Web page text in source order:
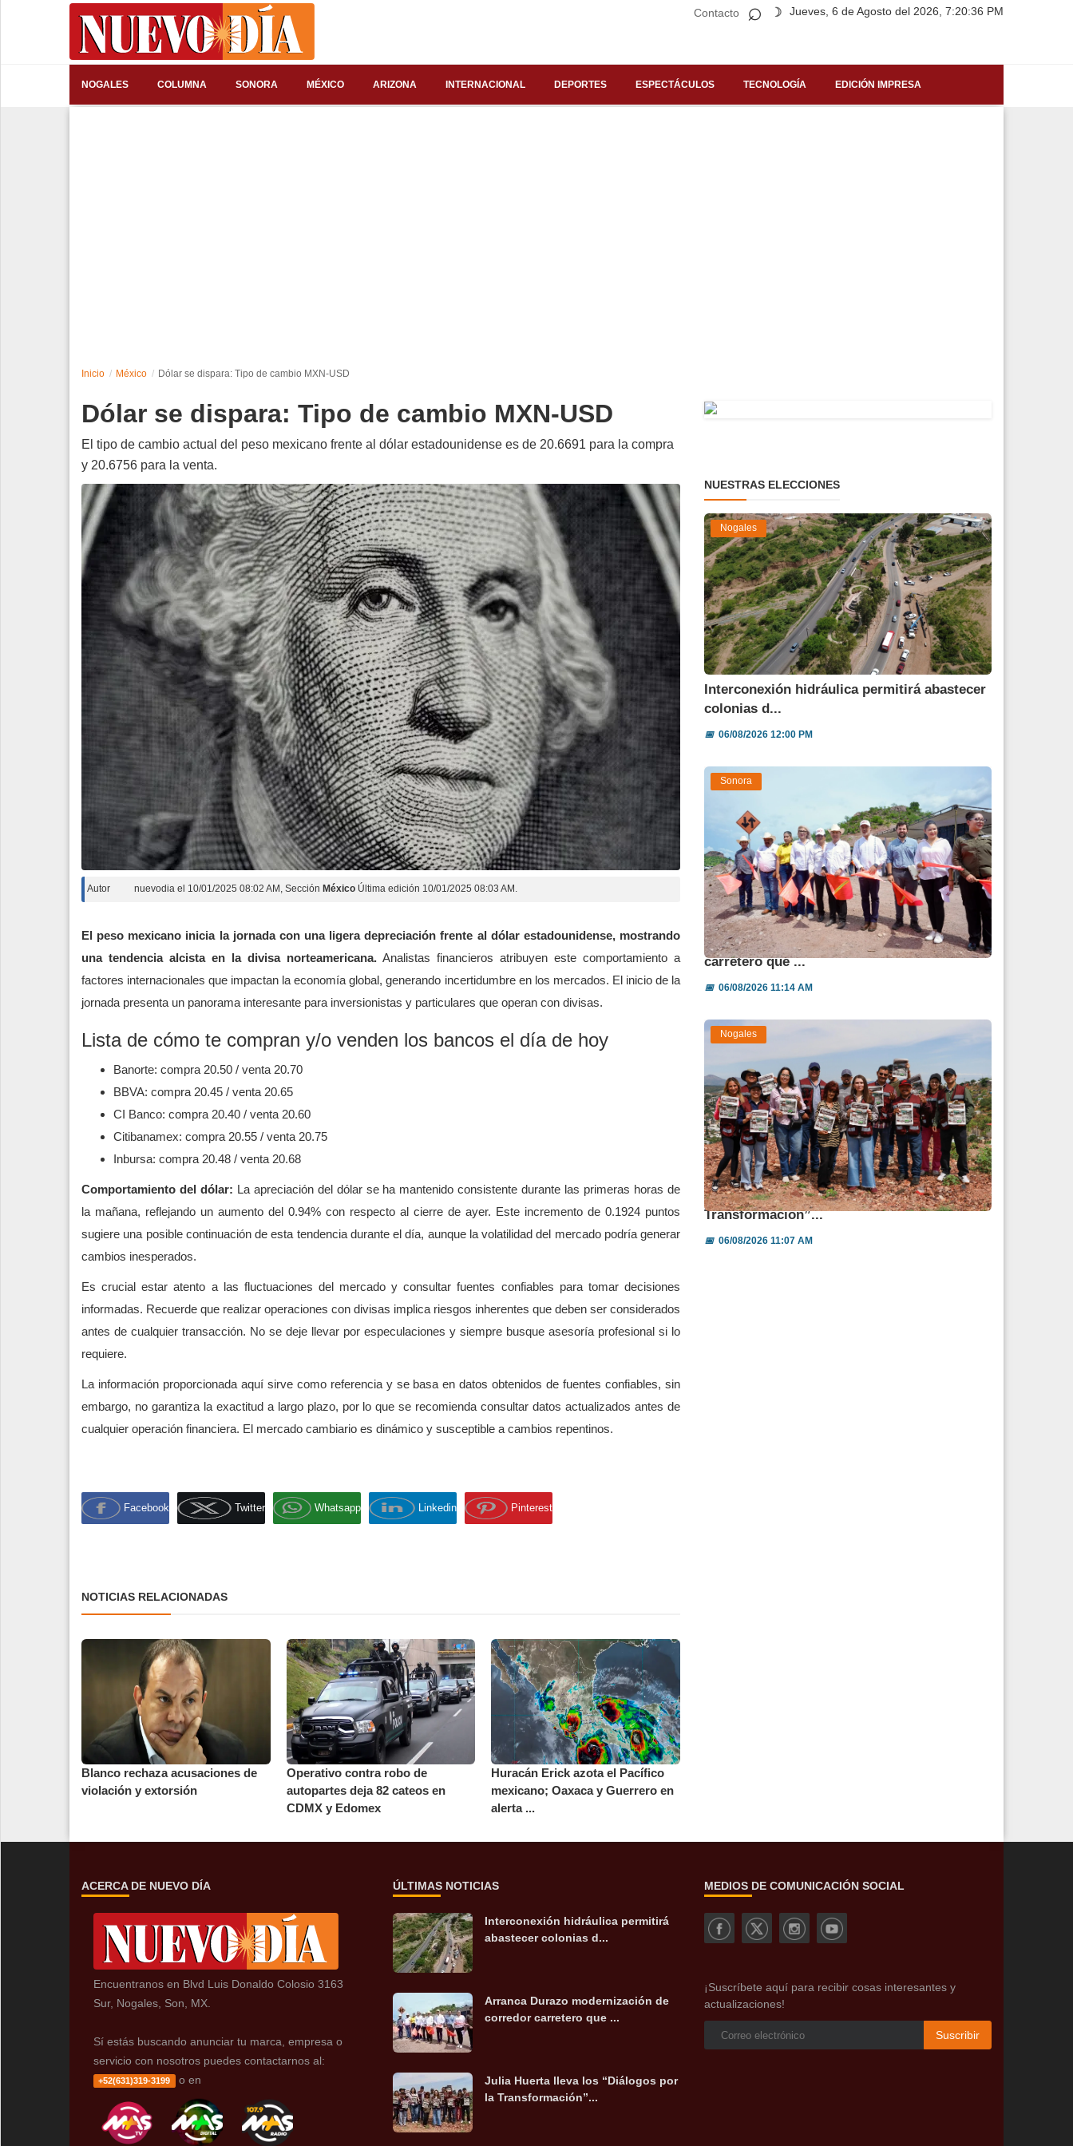
Contacto Jueves, 6 de Agosto del 2026, 7:20:36 PM
⌕ ☽
NOGALES COLUMNA SONORA MÉXICO ARIZONA INTERNACIONAL DEPORTES ESPECTÁCULOS TECNOLOGÍA EDICIÓN IMPRESA
Edición Impresa
Inicio México Dólar se dispara: Tipo de cambio MXN-USD
Dólar se dispara: Tipo de cambio MXN-USD
El tipo de cambio actual del peso mexicano frente al dólar estadounidense es de 20.6691 para la compra
y 20.6756 para la venta.
Autor nuevodia el 10/01/2025 08:02 AM , Sección México Última edición 10/01/2025 08:03 AM.
El peso mexicano inicia la jornada con una ligera depreciación frente al dólar estadounidense, mostrando
una tendencia alcista en la divisa norteamericana. Analistas financieros atribuyen este comportamiento a
factores internacionales que impactan la economía global, generando incertidumbre en los mercados. El inicio de la
jornada presenta un panorama interesante para inversionistas y particulares que operan con divisas.
Lista de cómo te compran y/o venden los bancos el día de hoy
Banorte: compra 20.50 / venta 20.70
BBVA: compra 20.45 / venta 20.65
CI Banco: compra 20.40 / venta 20.60
Citibanamex: compra 20.55 / venta 20.75
Inbursa: compra 20.48 / venta 20.68
Comportamiento del dólar: La apreciación del dólar se ha mantenido consistente durante las primeras horas de
la mañana, reflejando un aumento del 0.94% con respecto al cierre de ayer. Este incremento de 0.1924 puntos
sugiere una posible continuación de esta tendencia durante el día, aunque la volatilidad del mercado podría generar
cambios inesperados.
Es crucial estar atento a las fluctuaciones del mercado y consultar fuentes confiables para tomar decisiones
informadas. Recuerde que realizar operaciones con divisas implica riesgos inherentes que deben ser considerados
antes de cualquier transacción. No se deje llevar por especulaciones y siempre busque asesoría profesional si lo
requiere.
La información proporcionada aquí sirve como referencia y se basa en datos obtenidos de fuentes confiables, sin
embargo, no garantiza la exactitud a largo plazo, por lo que se recomienda consultar datos actualizados antes de
cualquier operación financiera. El mercado cambiario es dinámico y susceptible a cambios repentinos.
Facebook Twitter Whatsapp Linkedin Pinterest
NOTICIAS RELACIONADAS
Blanco rechaza acusaciones de
violación y extorsión
Operativo contra robo de
autopartes deja 82 cateos en
CDMX y Edomex
Huracán Erick azota el Pacífico
mexicano; Oaxaca y Guerrero en
alerta ...
NUESTRAS ELECCIONES
Nogales
Interconexión hidráulica permitirá abastecer
colonias d...
📅06/08/2026 12:00 PM
Sonora
Arranca Durazo modernización de corredor
carretero que ...
📅06/08/2026 11:14 AM
Nogales
Julia Huerta lleva los “Diálogos por la
Transformación”...
📅06/08/2026 11:07 AM
ACERCA DE NUEVO DÍA
Encuentranos en Blvd Luis Donaldo Colosio 3163
Sur, Nogales, Son, MX.
Sí estás buscando anunciar tu marca, empresa o
servicio con nosotros puedes contactarnos al:
+52(631)319-3199 o en
ÚLTIMAS NOTICIAS
Interconexión hidráulica permitirá
abastecer colonias d...
Arranca Durazo modernización de
corredor carretero que ...
Julia Huerta lleva los “Diálogos por
la Transformación”...
MEDIOS DE COMUNICACIÓN SOCIAL
¡Suscríbete aquí para recibir cosas interesantes y
actualizaciones!
Suscribir